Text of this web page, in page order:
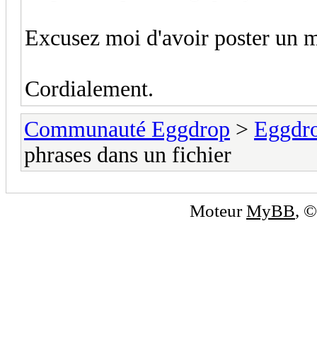
Excusez moi d'avoir poster un
Cordialement.
Communauté Eggdrop >
phrases dans un fichier
MoteurMyBB,